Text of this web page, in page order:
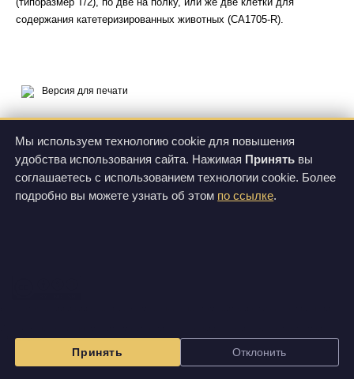
Мы используем технологию cookie для повышения
удобства использования сайта. Нажимая Принять вы
соглашаетесь с использованием технологии cookie. Более
подробно вы можете узнать об этом по ссылке.
Принять Отклонить
содержания катетеризированных животных (CA1705-R).
Версия для печати
О продукте
Цены
Спецификации
продукции.